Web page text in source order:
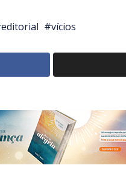
editorial vícios